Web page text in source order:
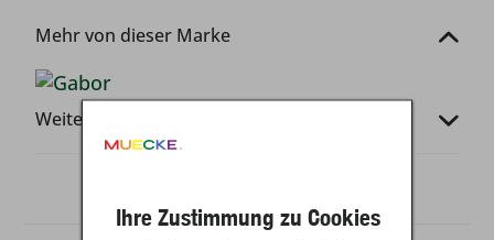
Mehr von dieser Marke
Weitere Infos
Ihre Zustimmung zu Cookies